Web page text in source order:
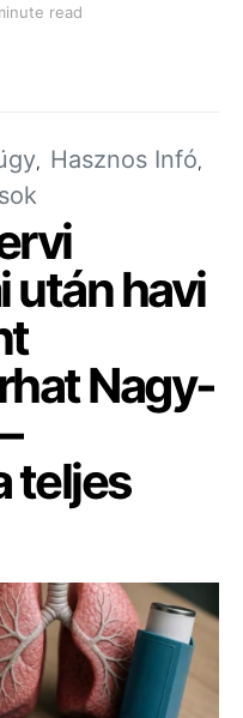
read
Hasznos Infó
után havi
Nagy-
teljes